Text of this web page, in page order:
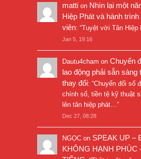
matti on Nhìn lại một
Hiệp Phát và hành
viên: “Tuyệt vời Tân Hiệp
Jan 5, 19:16
Dautu4cham on Chuyển
lao động phải sẵn sàng
thay đổi: “Chuyển đổi số
chính số, tiền tệ kỹ thuật
lên tân hiệp phát… ”
Dec 27, 08:28
NGỌC on SPEAK UP –
KHÔNG HẠNH PHÚC